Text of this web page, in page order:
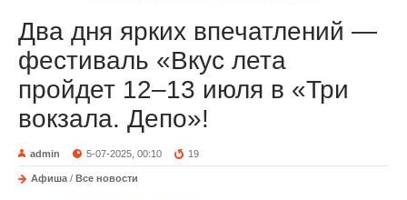
Два дня ярких впечатлений —
фестиваль «Вкус лета
пройдет 12–13 июля в «Три
вокзала. Депо»!
admin 5-07-2025, 00:10 19
Афиша / Все новости